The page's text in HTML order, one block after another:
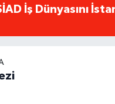
İş Dünyasını